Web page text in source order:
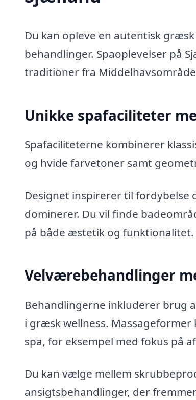
Du kan opleve en autentisk
behandlinger. Spaoplevelser på
traditioner fra
Unikke spafaciliteter
Spafaciliteterne kombinerer
og hvide farvetoner samt
Designet inspirerer til
dominerer. Du vil finde
på både æstetik og funktionalitet.
Velværebehandlinger
Behandlingerne inkluderer brug
i græsk wellness.
spa, for eksempel med fokus på
Du kan vælge mellem
ansigtsbehandlinger, der